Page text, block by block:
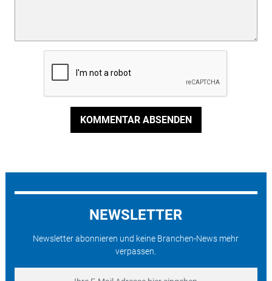
KOMMENTAR ABSENDEN
NEWSLETTER
Newsletter abonnieren und keine Branchen-News mehr
verpassen.